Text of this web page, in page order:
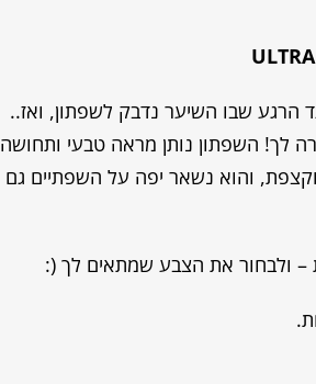
הרגע שבו השיער נדבק לשפתון, ואז..
לך! השפתון נותן מראה טבעי ותחושה
והוא נשאר יפה על השפתיים גם
– ולבחור את הצבע שמתאים לך (: